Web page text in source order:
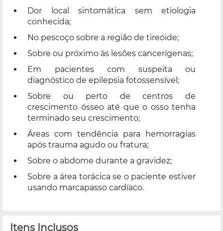
Dor local sintomática sem etiologia
conhecida;
No pescoço sobre a região de tireóide;
Sobre ou próximo às lesões cancerígenas;
Em pacientes com suspeita ou
diagnóstico de epilepsia fotossensível;
Sobre ou perto de centros de
crescimento ósseo até que o osso tenha
terminado seu crescimento;
Áreas com tendência para hemorragias
após trauma agudo ou fratura;
Sobre o abdome durante a gravidez;
Sobre a área torácica se o paciente estiver
usando marcapasso cardíaco.
Itens Inclusos